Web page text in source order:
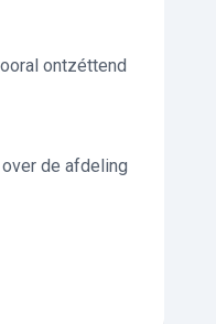
ontzéttend
de afdeling